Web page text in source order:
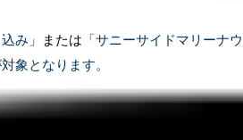
み」 または 「サニーサイドマリーナ
象となります。